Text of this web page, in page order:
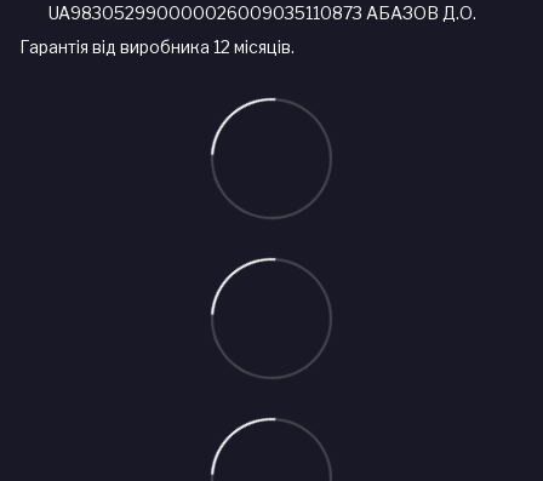
UA983052990000026009035110873 АБАЗОВ Д.О.
Гарантія від виробника 12 місяців.